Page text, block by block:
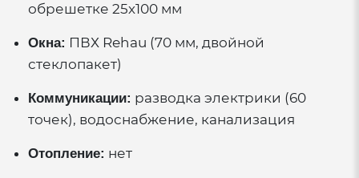
обрешетке 25х100 мм
Окна: ПВХ Rehau (70 мм, двойной
стеклопакет)
Коммуникации: разводка электрики (60
точек), водоснабжение, канализация
Отопление: нет